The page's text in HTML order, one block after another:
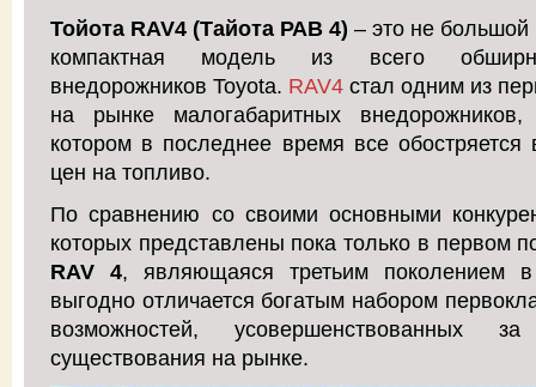
Тойота RAV4 (Тайота РАВ 4) – это не большой
компактная модель из всего
внедорожников Toyota. RAV4 стал одним из
на рынке малогабаритных внедорожников,
котором в последнее время все обостряется
цен на топливо.
По сравнению со своими основными
которых представлены пока только в первом
RAV 4, являющаяся третьим поколением
выгодно отличается богатым набором
возможностей, усовершенствованных
существования на рынке.